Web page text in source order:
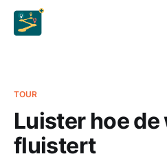
TOUR
Luister hoe
fluistert